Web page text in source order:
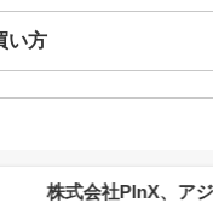
い方
株式会社PlnX、ア